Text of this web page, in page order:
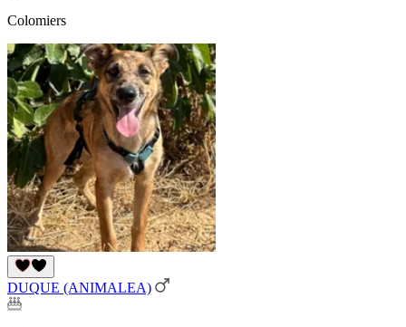
Colomiers
DUQUE (ANIMALEA)